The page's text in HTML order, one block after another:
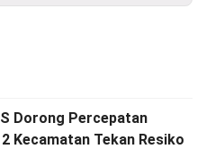
Dorong Percepatan
Kecamatan Tekan Resiko